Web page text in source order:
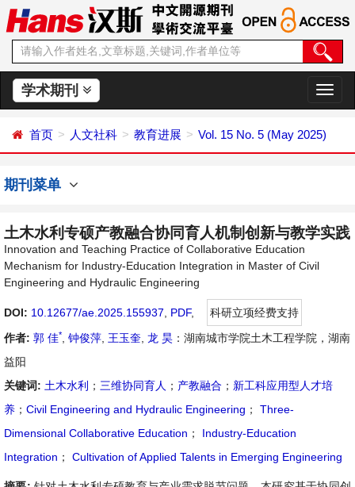
学术期刊
切
换
航
首页 人文社科 教育进展 Vol. 15 No. 5 (May 2025)
期刊菜单
土木水利专硕产教融合协同育人机制创新与教学实践
Innovation and Teaching Practice of Collaborative Education
Mechanism for Industry-Education Integration in Master of Civil
Engineering and Hydraulic Engineering
DOI: 10.12677/ae.2025.155937 PDF,
科研立项经费支持
作者: 郭 佳* 钟俊萍 王玉奎 龙 昊 ：湖南城市学院土木工程学院，湖南
益阳
关键词: 土木水利 ； 三维协同育人 ； 产教融合 ； 新工科应用型人才培
养 ； Civil Engineering and Hydraulic Engineering ；
Three-
Dimensional Collaborative Education ；
Industry-Education
Integration ； Cultivation of Applied Talents in Emerging Engineering